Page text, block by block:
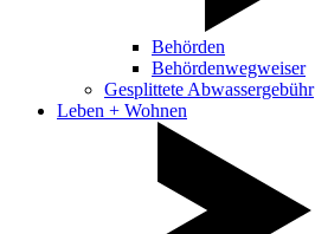
Behörden
Behördenwegweiser
Gesplittete Abwassergebühr
Leben + Wohnen